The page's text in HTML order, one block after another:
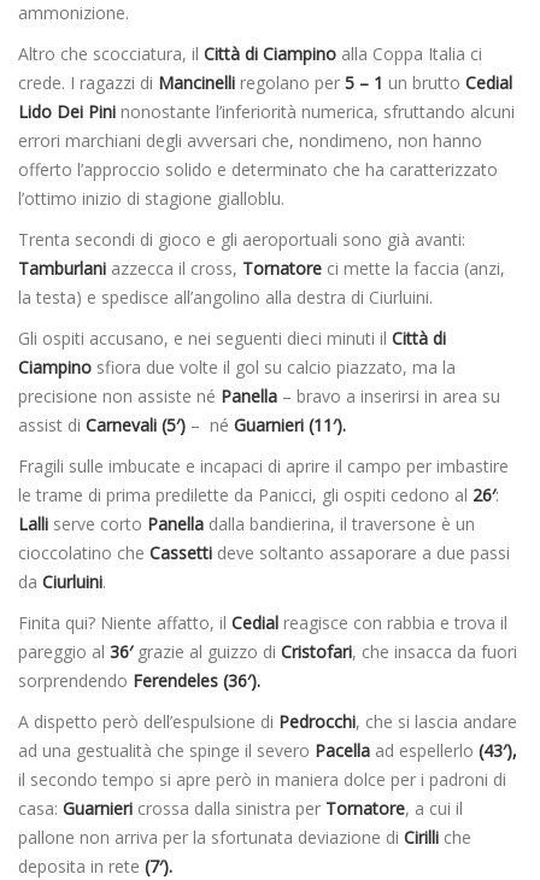
ammonizione.
Altro che scocciatura, il Città di Ciampino alla Coppa Italia ci
crede. I ragazzi di Mancinelli regolano per 5 – 1 un brutto Cedial
Lido Dei Pini nonostante l’inferiorità numerica, sfruttando alcuni
errori marchiani degli avversari che, nondimeno, non hanno
offerto l’approccio solido e determinato che ha caratterizzato
l’ottimo inizio di stagione gialloblu.
Trenta secondi di gioco e gli aeroportuali sono già avanti:
Tamburlani azzecca il cross, Tornatore ci mette la faccia (anzi,
la testa) e spedisce all’angolino alla destra di Ciurluini.
Gli ospiti accusano, e nei seguenti dieci minuti il Città di
Ciampino sfiora due volte il gol su calcio piazzato, ma la
precisione non assiste né Panella – bravo a inserirsi in area su
assist di Carnevali (5′) – né Guarnieri (11′).
Fragili sulle imbucate e incapaci di aprire il campo per imbastire
le trame di prima predilette da Panicci, gli ospiti cedono al 26′:
Lalli serve corto Panella dalla bandierina, il traversone è un
cioccolatino che Cassetti deve soltanto assaporare a due passi
da Ciurluini.
Finita qui? Niente affatto, il Cedial reagisce con rabbia e trova il
pareggio al 36′grazie al guizzo di Cristofari, che insacca da fuori
sorprendendo Ferendeles (36′).
A dispetto però dell’espulsione di Pedrocchi, che si lascia andare
ad una gestualità che spinge il severo Pacella ad espellerlo (43′),
il secondo tempo si apre però in maniera dolce per i padroni di
casa: Guarnieri crossa dalla sinistra per Tornatore, a cui il
pallone non arriva per la sfortunata deviazione di Cirilli che
deposita in rete (7′).